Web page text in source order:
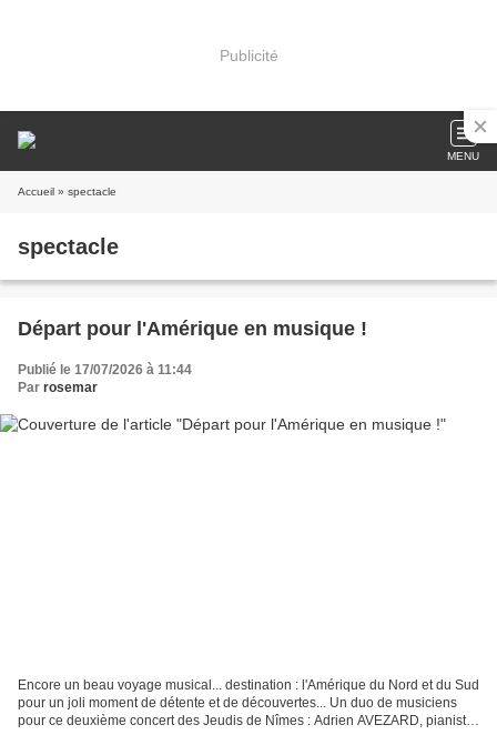
Publicité
MENU
Accueil » spectacle
spectacle
Départ pour l'Amérique en musique !
Publié le 17/07/2026 à 11:44
Par rosemar
Encore un beau voyage musical... destination : l'Amérique du Nord et du Sud
pour un joli moment de détente et de découvertes... Un duo de musiciens
pour ce deuxième concert des Jeudis de Nîmes : Adrien AVEZARD, pianiste